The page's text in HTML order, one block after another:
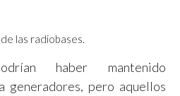
las radiobases.
haber mantenido
generadores, pero aquellos